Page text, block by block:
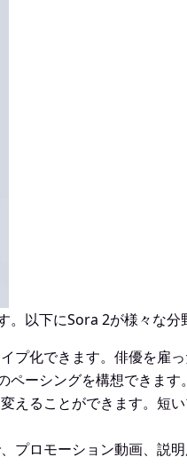
以下にSora 2が様々な分
化できます。俳優を雇
ーシングを構想できます。
ることができます。短
プロモーション動画、説